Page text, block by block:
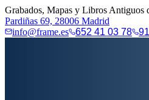
Grabados, Mapas y Libros Antiguos
Pardiñas 69, 28006 Madrid
info@frame.es
652 41 03 78